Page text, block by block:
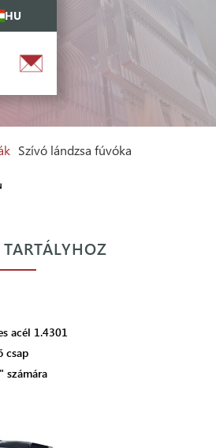
HU
Szívó lándzsa fúvóka
acél 1.4301
csap
számára